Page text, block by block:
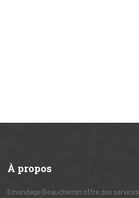
À propos
Emondage Beauchemin offre des